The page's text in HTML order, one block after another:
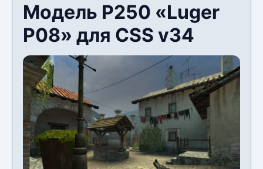
Модель P250 «Luger
P08» для CSS v34